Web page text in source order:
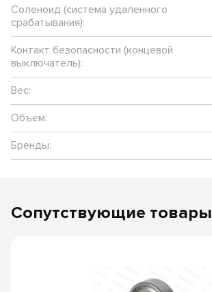
Соленоид (система удаленного
срабатывания):
Контакт безопасности (концевой
выключатель):
Вес:
Объем:
Бренды:
Сопутствующие товары